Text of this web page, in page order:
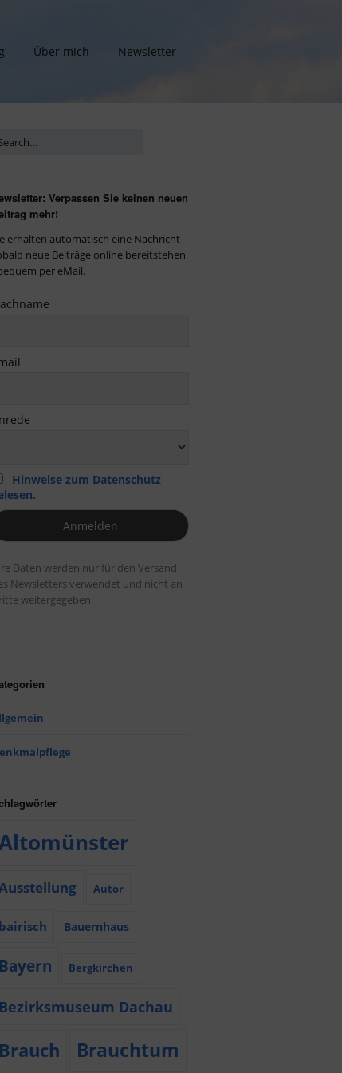
Über mich Newsletter
Verpassen Sie keinen neuen
mehr!
erhalten automatisch eine Nachricht
neue Beiträge online bereitstehen
per eMail.
Hinweise zum Datenschutz
Daten werden nur für den Versand
Newsletters verwendet und nicht an
weitergegeben.
Autor
bairisch Bauernhaus
Bayern Bergkirchen
Bezirksmuseum Dachau
Brauch Brauchtum